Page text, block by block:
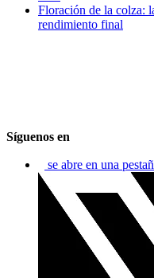
Floración de la colza:
rendimiento final
Síguenos en
se abre en una